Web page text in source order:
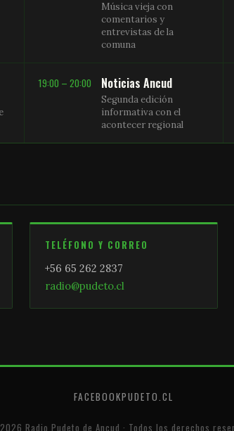
Música vieja con
comentarios y
entrevistas de la
comuna
19:00 – 20:00 Noticias Ancud
Segunda edición
informativa con el
acontecer regional
TELÉFONO Y CORREO
+56 65 262 2837
radio@pudeto.cl
FACEBOOKPUDETO.CL
Radio Pudeto de Ancud · Todos los derechos